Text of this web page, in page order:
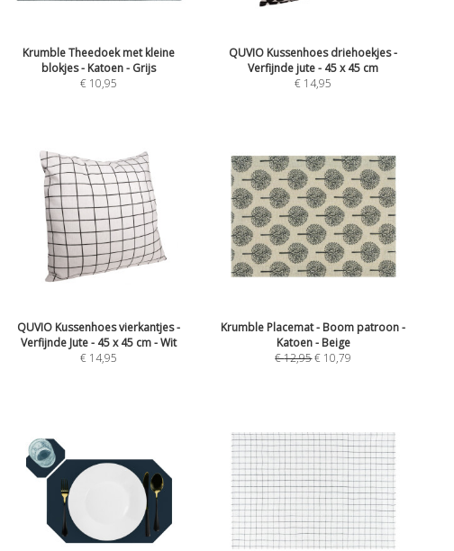
Krumble Theedoek met kleine
blokjes - Katoen - Grijs
€ 10,95
QUVIO Kussenhoes driehoekjes -
Verfijnde jute - 45 x 45 cm
€ 14,95
QUVIO Kussenhoes vierkantjes -
Verfijnde Jute - 45 x 45 cm - Wit
€ 14,95
Krumble Placemat - Boom patroon -
Katoen - Beige
€12,95€ 10,79